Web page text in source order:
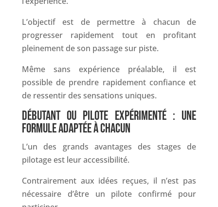
L’objectif est de permettre à chacun de
progresser rapidement tout en profitant
pleinement de son passage sur piste.
Même sans expérience préalable, il est
possible de prendre rapidement confiance et
de ressentir des sensations uniques.
DÉBUTANT OU PILOTE EXPÉRIMENTÉ : UNE
FORMULE ADAPTÉE À CHACUN
L’un des grands avantages des stages de
pilotage est leur accessibilité.
Contrairement aux idées reçues, il n’est pas
nécessaire d’être un pilote confirmé pour